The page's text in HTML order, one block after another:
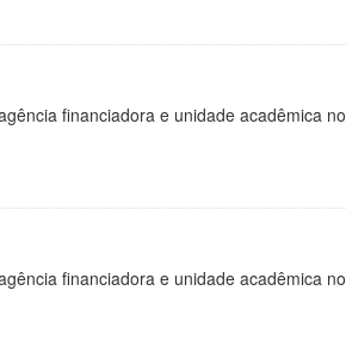
financiadora e unidade acadêmica no
financiadora e unidade acadêmica no